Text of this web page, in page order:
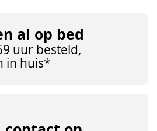
al op bed
uur besteld,
in huis*